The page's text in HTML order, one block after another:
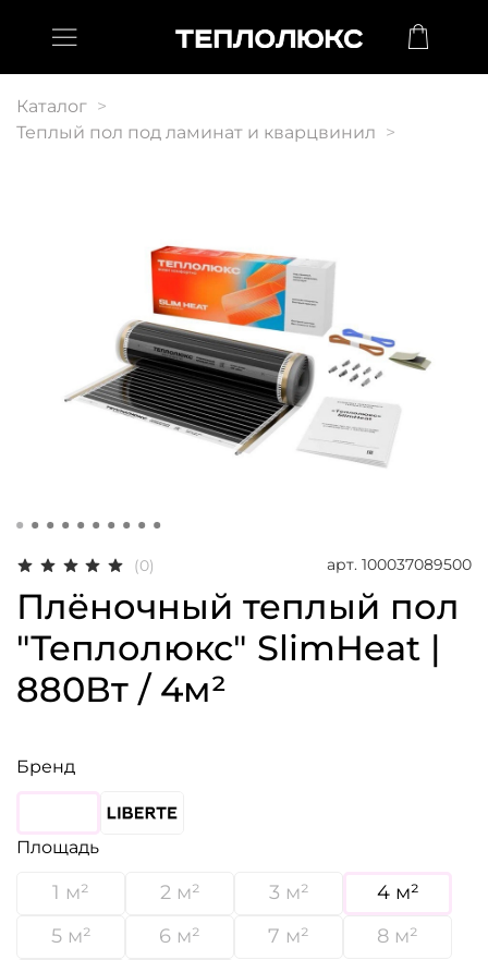
Каталог
Теплый пол под ламинат и кварцвинил
(0) арт. 100037089500
Плёночный теплый пол
"Теплолюкс" SlimHeat |
880Вт / 4м²
Бренд
Площадь
1 м² 2 м² 3 м²
4 м²
5 м²
6 м² 7 м²
8 м²